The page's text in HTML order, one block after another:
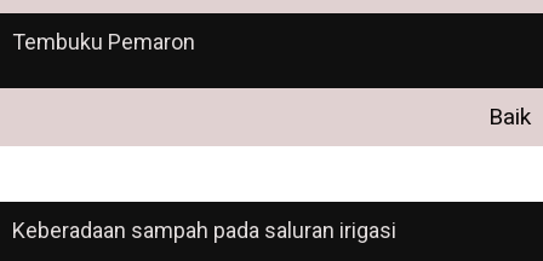
Tembuku Pemaron
Baik
Keberadaan sampah pada saluran irigasi